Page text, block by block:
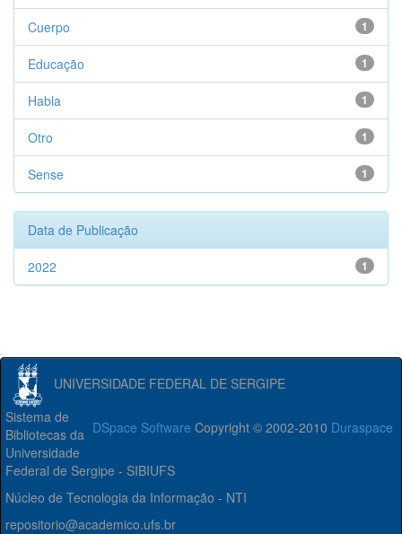
1
Cuerpo
1
Educação
1
Habla
1
Otro
1
Sense
Data de Publicação
1
2022
UNIVERSIDADE FEDERAL DE SERGIPE
DSpace Software Copyright © 2002-2010 Duraspace
Sistema de
Bibliotecas da
Universidade
Federal de Sergipe - SIBIUFS
Núcleo de Tecnologia da Informação - NTI
repositorio@academico.ufs.br